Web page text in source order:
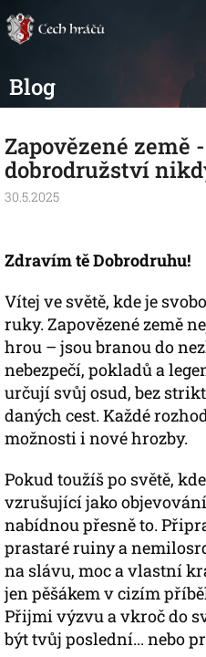
na
obsah
Blog
Zapovězené země
dobrodružství
30.5.2025
Zdravím tě Dobrodruhu!
Vítej ve světě, kde je
ruky. Zapovězené země
hrou – jsou branou do
nebezpečí, pokladů a
určují svůj osud, bez
daných cest. Každé
možnosti i nové hrozby.
Pokud toužíš po světě,
vzrušující jako
nabídnou přesně to.
prastaré ruiny a
na slávu, moc a vlastní
jen pěšákem v cizím
Přijmi výzvu a vkroč do
být tvůj poslední... nebo